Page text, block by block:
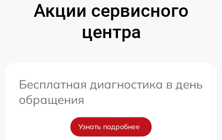
Акции сервисного
центра
Бесплатная диагностика в день
обращения
Узнать подробнее